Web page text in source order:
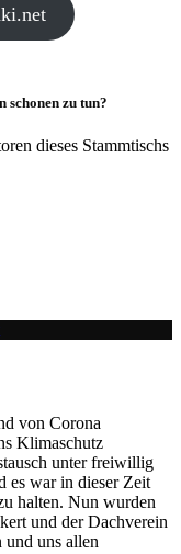
schonen zu tun?
dieses Stammtischs
von Corona
Klimaschutz
unter freiwillig
es war in dieser Zeit
halten. Nun wurden
und der Dachverein
uns allen